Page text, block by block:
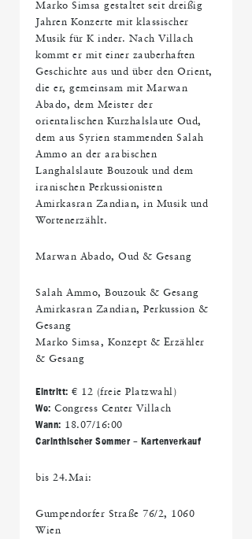
Marko Simsa gestaltet seit dreißig
Jahren Konzerte mit klassischer
Musik für K inder. Nach Villach
kommt er mit einer zauberhaften
Geschichte aus und über den Orient,
die er, gemeinsam mit Marwan
Abado, dem Meister der
orientalischen Kurzhalslaute Oud,
dem aus Syrien stammenden Salah
Ammo an der arabischen
Langhalslaute Bouzouk und dem
iranischen Perkussionisten
Amirkasran Zandian, in Musik und
Wortenerzählt.
Marwan Abado, Oud & Gesang
Salah Ammo, Bouzouk & Gesang
Amirkasran Zandian, Perkussion &
Gesang
Marko Simsa, Konzept & Erzähler
& Gesang
Eintritt: € 12 (freie Platzwahl)
Wo: Congress Center Villach
Wann: 18.07/16:00
Carinthischer Sommer – Kartenverkauf
bis 24.Mai:
Gumpendorfer Straße 76/2, 1060
Wien